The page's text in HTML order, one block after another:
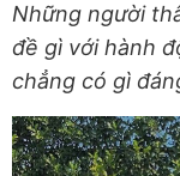
Những người
đề gì với hành
chẳng có gì